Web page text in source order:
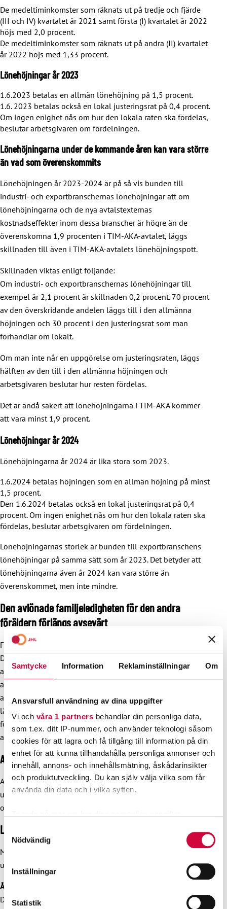
Samtycke Information Reklaminställningar Om
Ansvarsfull användning av dina uppgifter
Vi och våra 1 partners behandlar din personliga data,
som t.ex. ditt IP-nummer, och använder teknologi såsom
cookies för att lagra och få tillgång till information på din
enhet för att kunna tillhandahålla personliga annonser och
innehåll, annons- och innehållsmätning, åskådarinsikter
och produktutveckling. Du kan själv välja vilka som får
använda din data och i vilka syften.
Du kan ändra eller dra tillbaka ditt samtycke när som
Vi använder enhetsidentifierare för att anpassa innehållet
för sociala medier och analysera vår trafik. Vi
Nödvändig
Inställningar
Statistik
De medeltiminkomster som räknats ut på tredje och fjärde
(III och IV) kvartalet år 2021 samt första (I) kvartalet år 2022
höjs med 2,0 procent.
De medeltiminkomster som räknats ut på andra (II) kvartalet
år 2022 höjs med 1,33 procent.
Lönehöjningar år 2023
1.6.2023 betalas en allmän lönehöjning på 1,5 procent.
1.6. 2023 betalas också en lokal justeringsrat på 0,4 procent.
Om ingen enighet nås om hur den lokala raten ska fördelas,
beslutar arbetsgivaren om fördelningen.
Lönehöjningarna under de kommande åren kan vara större
än vad som överenskommits
Lönehöjningen år 2023-2024 är på så vis bunden till
industri- och exportbranschernas lönehöjningar att om
lönehöjningarna och de nya avtalstexternas
kostnadseffekter inom dessa branscher är högre än de
överenskomna 1,9 procenten i TIM-AKA-avtalet, läggs
skillnaden till även i TIM-AKA-avtalets lönehöjningspott.
Skillnaden viktas enligt följande:
Om industri- och exportbranschernas lönehöjningar till
exempel är 2,1 procent är skillnaden 0,2 procent. 70 procent
av den överskridande andelen läggs till i den allmänna
höjningen och 30 procent i den justeringsrat som man
förhandlar om lokalt.
Om man inte når en uppgörelse om justeringsraten, läggs
hälften av den till i den allmänna höjningen och
arbetsgivaren beslutar hur resten fördelas.
Det är ändå säkert att lönehöjningarna i TIM-AKA kommer
att vara minst 1,9 procent.
Lönehöjningar år 2024
Lönehöjningarna år 2024 är lika stora som 2023.
1.6.2024 betalas höjningen som en allmän höjning på minst
1,5 procent.
Den 1.6.2024 betalas också en lokal justeringsrat på 0,4
procent. Om ingen enighet nås om hur den lokala raten ska
fördelas, beslutar arbetsgivaren om fördelningen.
Lönehöjningarnas storlek är bunden till exportbranschens
lönehöjningar på samma sätt som år 2023. Det betyder att
lönehöjningarna även år 2024 kan vara större än
överenskommet, men inte mindre.
Den avlönade familjeledigheten för den andra
föräldern förlängs avsevärt
Familjeledighetsreformen träder i kraft den 1 augusti 2022.
Den andra förälderns avlönade familjeledighet förlängs
avsevärt i kommunsektorns avtal. Istället för de tidigare 12
avlönade dagarna kan den andra föräldern få 32 vardagar
avlönad familjeledighet. Den andra föräldern får rätt till
längre avlönad familjeledighet om barnets beräknade
födelsedag är 4.9.2022 eller därefter eller om den dag som
adoptivbarnet tas i vård är 31.7.2022 eller därefter.
Arbetsgrupp för utveckling av lönesystemet
Arbetsgruppen har i uppgift att under avtalsperiodens lopp
utreda förutsättningarna för utveckling av lönesystemet och
olika avlöningssätt.
Löneprogrammet
Målet för det femåriga löneprogrammet 2023–2027 är att
utveckla lönesystemet och övriga avtalsbestämmelser.
År 2023
Den 1.6.2023 används en 1,2 procents lokal justeringsrat,